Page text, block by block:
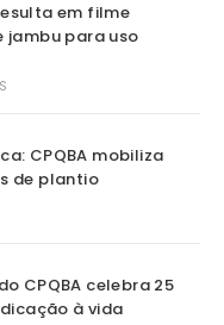
em filme
jambu para uso
CPQBA mobiliza
de plantio
CPQBA celebra 25
à vida